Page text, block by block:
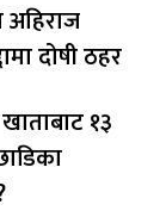
अहिराज
दोषी ठहर
१३